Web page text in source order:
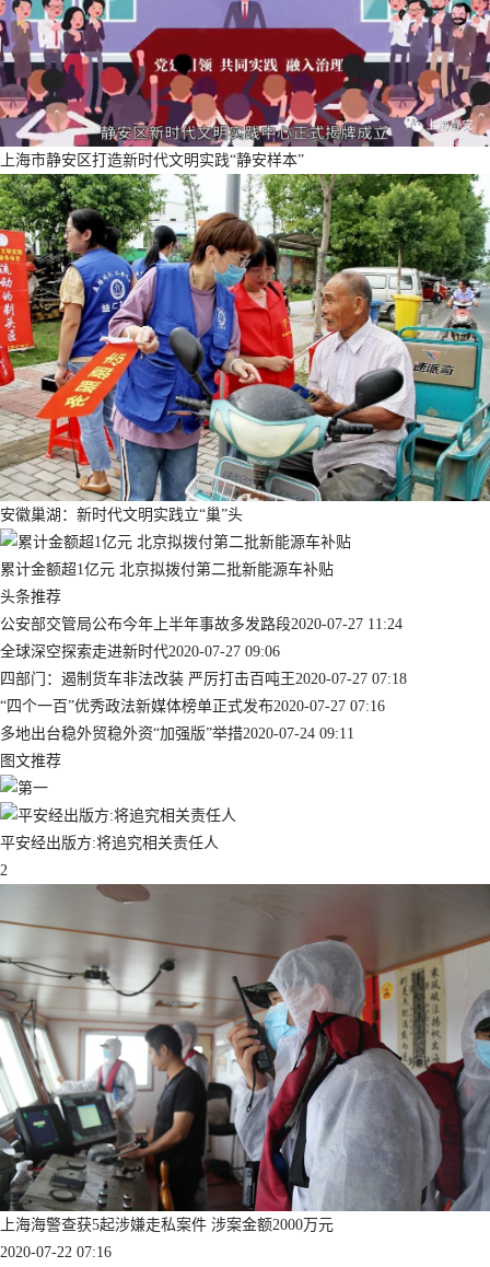
上海市静安区打造新时代文明实践“静安样本”
安徽巢湖：新时代文明实践立“巢”头
累计金额超1亿元 北京拟拨付第二批新能源车补贴
头条推荐
公安部交管局公布今年上半年事故多发路段2020-07-27 11:24
全球深空探索走进新时代2020-07-27 09:06
四部门：遏制货车非法改装 严厉打击百吨王2020-07-27 07:18
“四个一百”优秀政法新媒体榜单正式发布2020-07-27 07:16
多地出台稳外贸稳外资“加强版”举措2020-07-24 09:11
图文推荐
平安经出版方:将追究相关责任人
2
上海海警查获5起涉嫌走私案件 涉案金额2000万元
2020-07-22 07:16